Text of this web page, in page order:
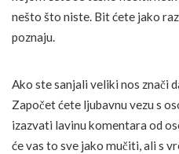
nešto što niste. Bit ćete jako
poznaju.
Ako ste sanjali veliki nos znači
Započet ćete ljubavnu vezu s
izazvati lavinu komentara od
će vas to sve jako mučiti, ali s